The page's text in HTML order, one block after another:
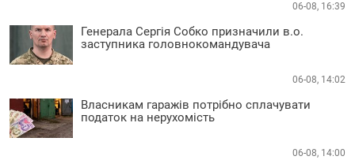
06-08, 16:39
Генерала Сергія Собко призначили в.о.
заступника головнокомандувача
06-08, 14:02
Власникам гаражів потрібно сплачувати
податок на нерухомість
06-08, 14:00